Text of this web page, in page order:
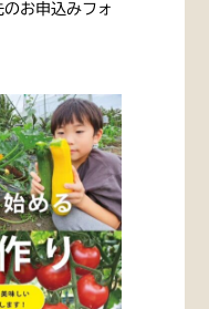
お申込みフォ